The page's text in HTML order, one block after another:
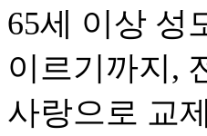
65세 이상 성
이르기까지,
사랑으로 교